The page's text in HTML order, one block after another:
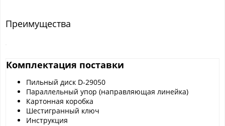
Преимущества
Комплектация поставки
Пильный диск D-29050
Параллельный упор (направляющая линейка)
Картонная коробка
Шестигранный ключ
Инструкция